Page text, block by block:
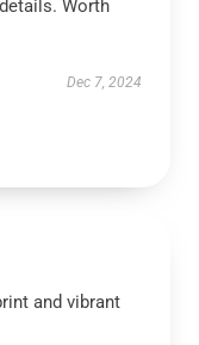
Worth
Dec 7, 2024
and vibrant